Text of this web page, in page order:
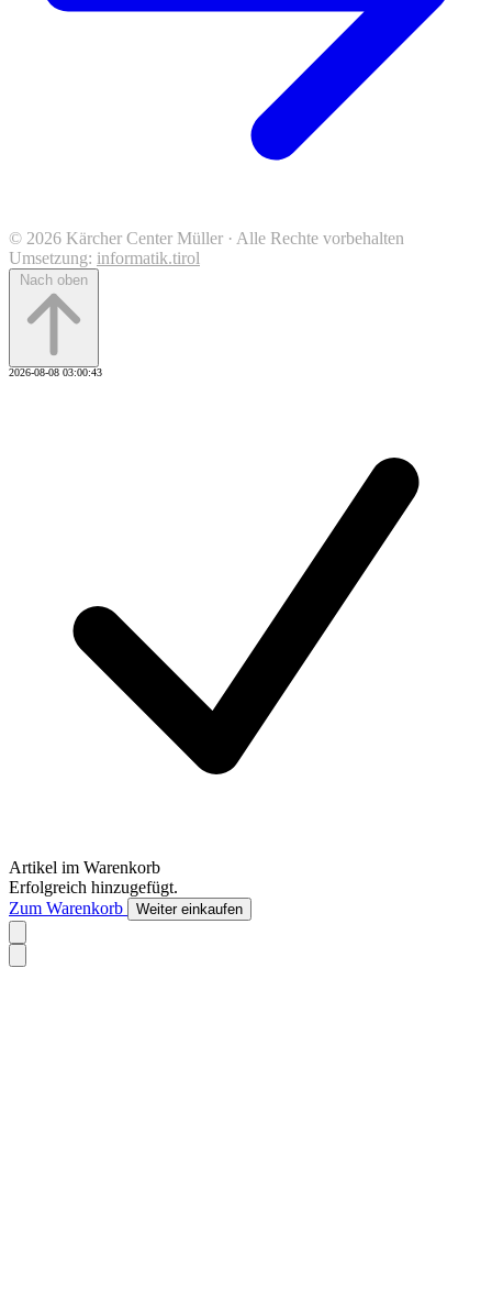
© 2026 Kärcher Center Müller · Alle Rechte vorbehalten
Umsetzung: informatik.tirol
Nach oben
2026-08-08 03:00:43
Artikel im Warenkorb
Erfolgreich hinzugefügt.
Zum Warenkorb
Weiter einkaufen